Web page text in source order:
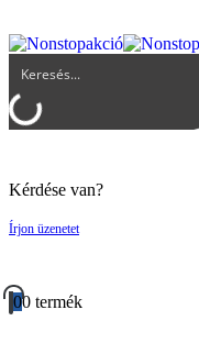
Kérdése van?
Írjon üzenetet
00 termék